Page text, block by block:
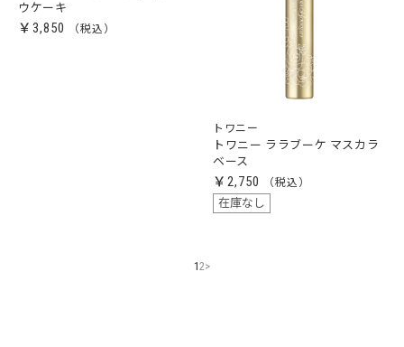
ウケーキ
￥3,850
トワニー
トワニー ララブーケ マスカラ
ベース
￥2,750
在庫なし
12>